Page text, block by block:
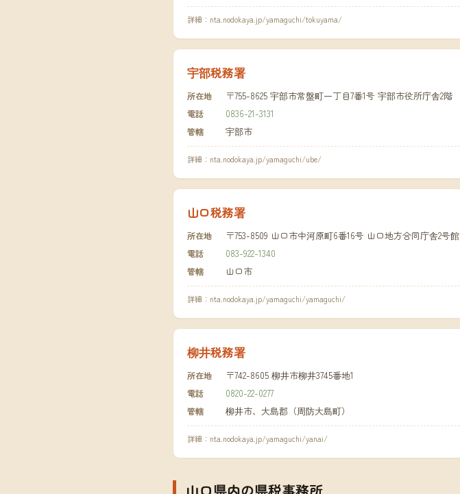
詳細： nta.nodokaya.jp/yamaguchi/tokuyama/
宇部税務署
所在地 〒755-8625 宇部市常盤町一丁目7番1号 宇部市役所庁舎2階
電話 0836-21-3131
管轄 宇部市
詳細： nta.nodokaya.jp/yamaguchi/ube/
山口税務署
所在地 〒753-8509 山口市中河原町6番16号 山口地方合同庁舎2号館
電話 083-922-1340
管轄 山口市
詳細： nta.nodokaya.jp/yamaguchi/yamaguchi/
柳井税務署
所在地 〒742-8605 柳井市柳井3745番地1
電話 0820-22-0277
管轄 柳井市、大島郡（周防大島町）
詳細： nta.nodokaya.jp/yamaguchi/yanai/